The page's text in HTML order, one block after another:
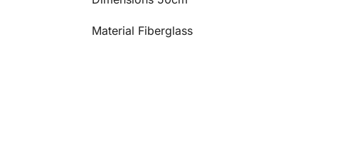
Material Fiberglass